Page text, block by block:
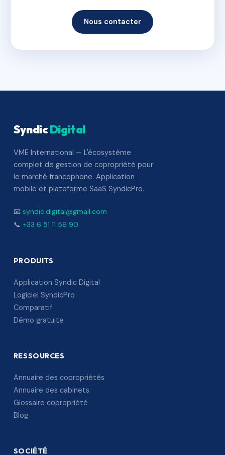
Nous contacter
SyndicDigital
VME International — L'écosystème
complet de gestion de copropriété pour
le marché francophone. Application
mobile et plateforme SaaS SyndicPro.
📧 syndic.digital@gmail.com
📞 +33 6 51 11 56 90
PRODUITS
Application Syndic Digital
Logiciel SyndicPro
Comparatif
Démo gratuite
RESSOURCES
Annuaire des copropriétés
Annuaire des cabinets
Glossaire copropriété
Blog
SOCIÉTÉ